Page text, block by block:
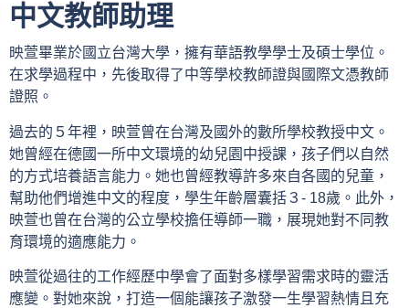
中文教師助理
映萱畢業於國立台灣大學，擁有華語教學學士及碩士學位。
在求學過程中，先後取得了中等學校教師證與國際文憑教師
證照。
過去的５年裡，映萱曾在台灣及國外的數所學校教授中文。
她曾經在德國一所中文環境的幼兒園中授課，孩子們以自然
的方式培養語言能力。她也曾經教導許多來自各國的兒童，
幫助他們增進中文的程度，學生年齡層囊括３- 18歲。此外，
映萱也曾在台灣的公立學校擔任導師一職，展現她對不同教
育環境的適應能力。
映萱從過往的工作經歷中學會了面對多樣學習需求時的靈活
應變。對她來說，打造一個能讓孩子激發一生學習熱情且充